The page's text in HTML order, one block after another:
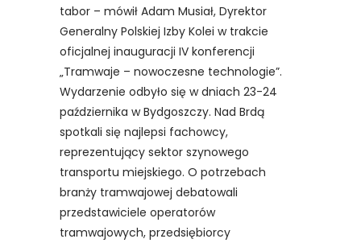
tabor – mówił Adam Musiał, Dyrektor
Generalny Polskiej Izby Kolei w trakcie
oficjalnej inauguracji IV konferencji
„Tramwaje – nowoczesne technologie”.
Wydarzenie odbyło się w dniach 23-24
października w Bydgoszczy. Nad Brdą
spotkali się najlepsi fachowcy,
reprezentujący sektor szynowego
transportu miejskiego. O potrzebach
branży tramwajowej debatowali
przedstawiciele operatorów
tramwajowych, przedsiębiorcy